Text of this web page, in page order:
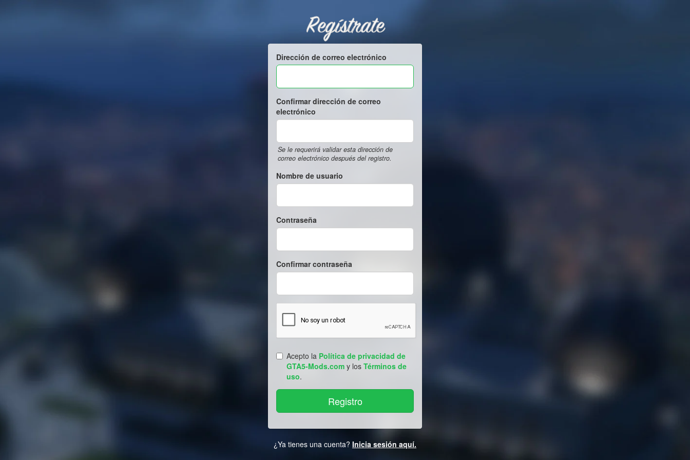
Regístrate
Dirección de correo electrónico
Confirmar dirección de correo
electrónico
Se le requerirá validar esta dirección de
correo electrónico después del registro.
Nombre de usuario
Contraseña
Confirmar contraseña
Acepto la Política de privacidad de
GTA5-Mods.com y los Términos de
uso.
¿Ya tienes una cuenta? Inicia sesión aquí.